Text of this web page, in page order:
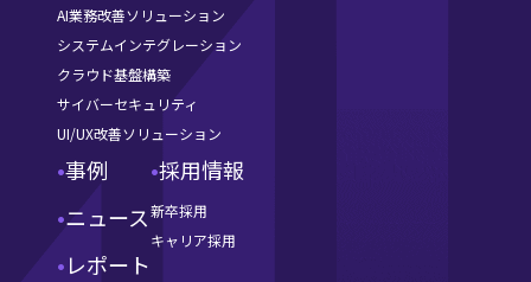
AI業務改善ソリューション
システムインテグレーション
クラウド基盤構築
サイバーセキュリティ
UI/UX改善ソリューション
事例
ニュース
レポート
採用情報
新卒採用
キャリア採用